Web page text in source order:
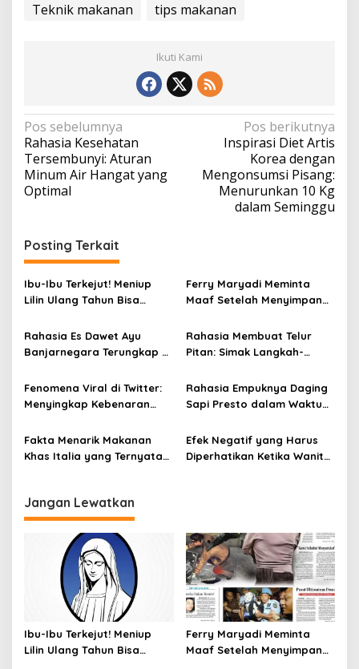
Teknik makanan
tips makanan
Ikuti Kami
N
a
v
i
a
s
i
p
o
s
Pos sebelumnya
Rahasia Kesehatan
Tersembunyi: Aturan
Minum Air Hangat yang
Optimal
Pos berikutnya
Inspirasi Diet Artis
Korea dengan
Mengonsumsi Pisang:
Menurunkan 10 Kg
dalam Seminggu
Posting Terkait
Ibu-Ibu Terkejut! Meniup
Lilin Ulang Tahun Bisa
Ferry Maryadi Meminta
Maaf Setelah Menyimpan
Rahasia Es Dawet Ayu
Banjarnegara Terungkap di
Rahasia Membuat Telur
Pitan: Simak Langkah-
Panduannya
Fenomena Viral di Twitter:
Menyingkap Kebenaran
Sama dengan Daging
Rahasia Empuknya Daging
Sapi Presto dalam Waktu
Fakta Menarik Makanan
Khas Italia yang Ternyata
Efek Negatif yang Harus
Diperhatikan Ketika Wanita
Jangan Lewatkan
Ibu-Ibu Terkejut! Meniup
Lilin Ulang Tahun Bisa
Ferry Maryadi Meminta
Maaf Setelah Menyimpan